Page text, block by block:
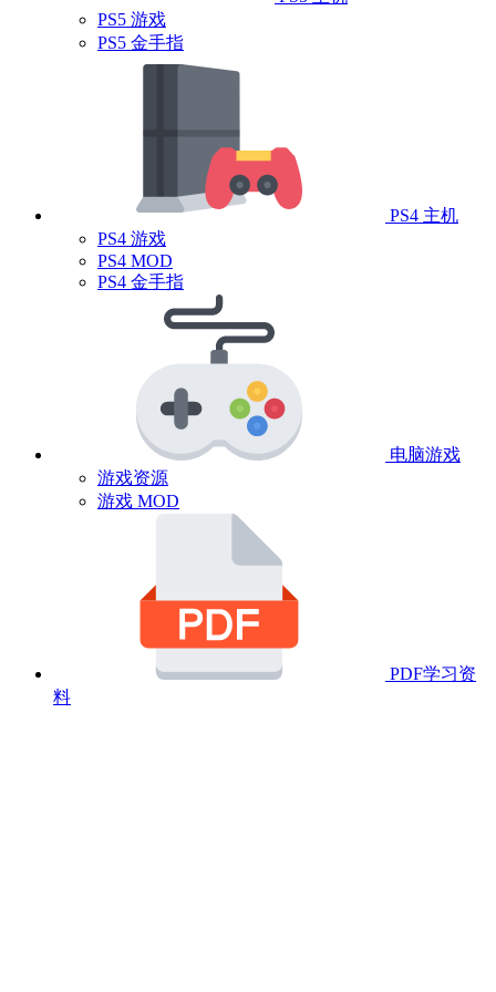
PS5 游戏
PS5 金手指
PS4 主机
PS4 游戏
PS4 MOD
PS4 金手指
电脑游戏
游戏资源
游戏 MOD
PDF学习资
料